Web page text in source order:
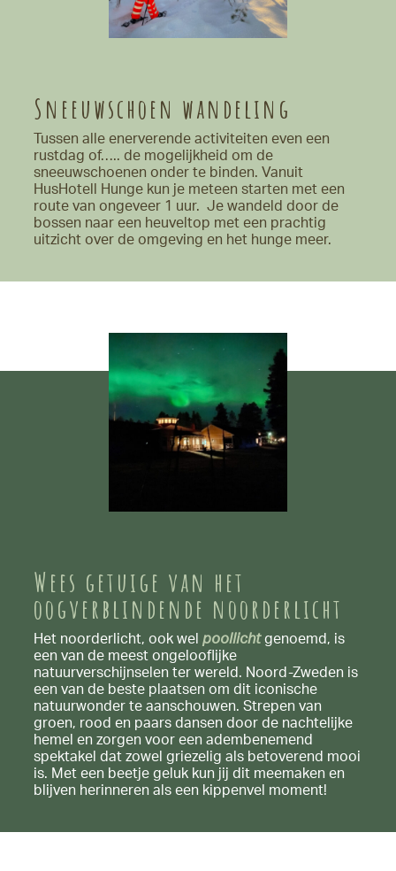
Sneeuwschoen wandeling
Tussen alle enerverende activiteiten even een
rustdag of….. de mogelijkheid om de
sneeuwschoenen onder te binden. Vanuit
HusHotell Hunge kun je meteen starten met een
route van ongeveer 1 uur. Je wandeld door de
bossen naar een heuveltop met een prachtig
uitzicht over de omgeving en het hunge meer.
Wees getuige van het
oogverblindende noorderlicht
Het noorderlicht, ook wel poollichtgenoemd, is
een van de meest ongelooflijke
natuurverschijnselen ter wereld. Noord-Zweden is
een van de beste plaatsen om dit iconische
natuurwonder te aanschouwen. Strepen van
groen, rood en paars dansen door de nachtelijke
hemel en zorgen voor een adembenemend
spektakel dat zowel griezelig als betoverend mooi
is. Met een beetje geluk kun jij dit meemaken en
blijven herinneren als een kippenvel moment!